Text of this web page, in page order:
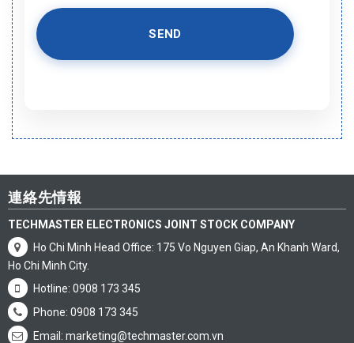
連絡先情報
TECHMASTER ELECTRONICS JOINT STOCK COMPANY
Ho Chi Minh Head Office: 175 Vo Nguyen Giap, An Khanh Ward,
Ho Chi Minh City.
Hotline: 0908 173 345
Phone: 0908 173 345
Email: marketing@techmaster.com.vn